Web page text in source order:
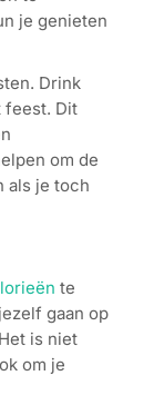
je genieten
Drink
feest. Dit
om de
als je toch
te
gaan op
is niet
om je